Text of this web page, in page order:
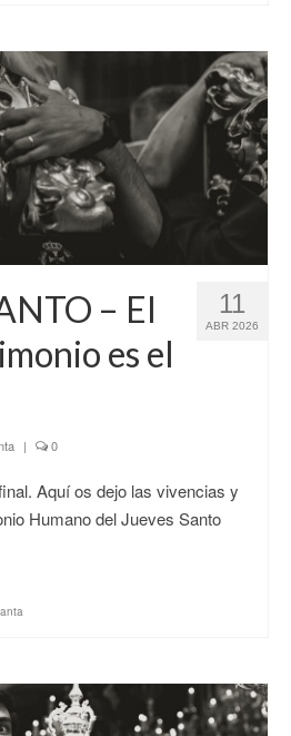
11
ABR 2026
– El
es el
| 0
Aquí os dejo las vivencias y
Humano del Jueves Santo